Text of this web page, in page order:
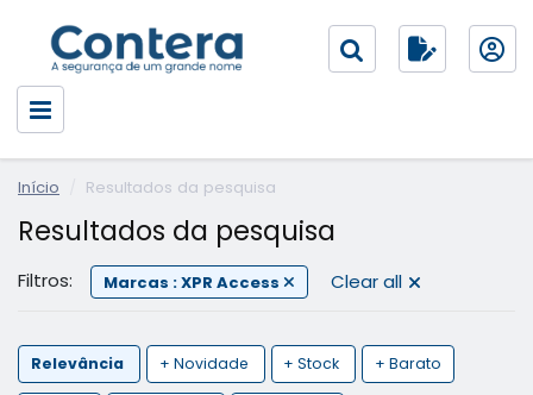
Início Resultados da pesquisa
Resultados da pesquisa
Marcas : XPR Access
Filtros: Clear all
Relevância + Novidade + Stock + Barato